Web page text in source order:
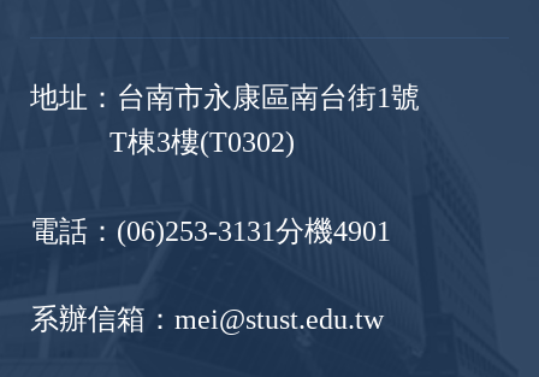
地址：台南市永康區南台街1號
T棟3樓(T0302)
電話：(06)253-3131分機4901
系辦信箱：mei@stust.edu.tw